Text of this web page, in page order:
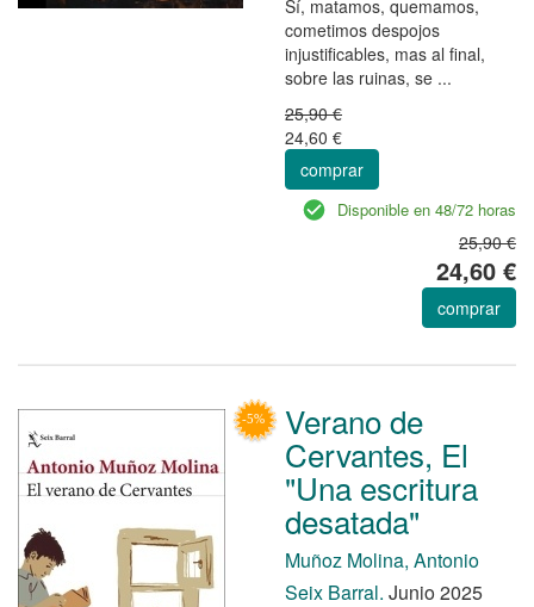
Sí, matamos, quemamos,
cometimos despojos
injustificables, mas al final,
sobre las ruinas, se ...
25,90 €
24,60 €
comprar
Disponible en 48/72 horas
25,90 €
24,60 €
comprar
Verano de
Cervantes, El
"Una escritura
desatada"
Muñoz Molina, Antonio
Seix Barral. Junio 2025